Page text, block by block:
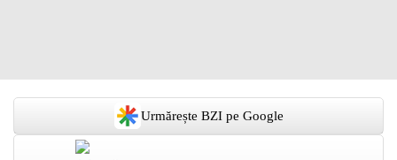
Urmărește BZI pe Google